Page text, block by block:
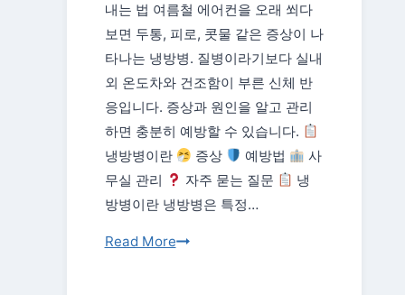
·
산
책
·
건
강
지
키
는
내는 법 여름철 에어컨을 오래 쐬다
보면 두통, 피로, 콧물 같은 증상이 나
타나는 냉방병. 질병이라기보다 실내
외 온도차와 건조함이 부른 신체 반
응입니다. 증상과 원인을 알고 관리
하면 충분히 예방할 수 있습니다.
냉방병이란
증상 예방법
사
무실 관리
자주 묻는 질문
냉
방병이란 냉방병은 특정…
Read More냉